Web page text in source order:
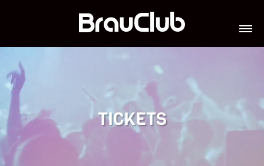
TICKETS
GALERIE
TEAM
VIP-LOUNGES
JOBS